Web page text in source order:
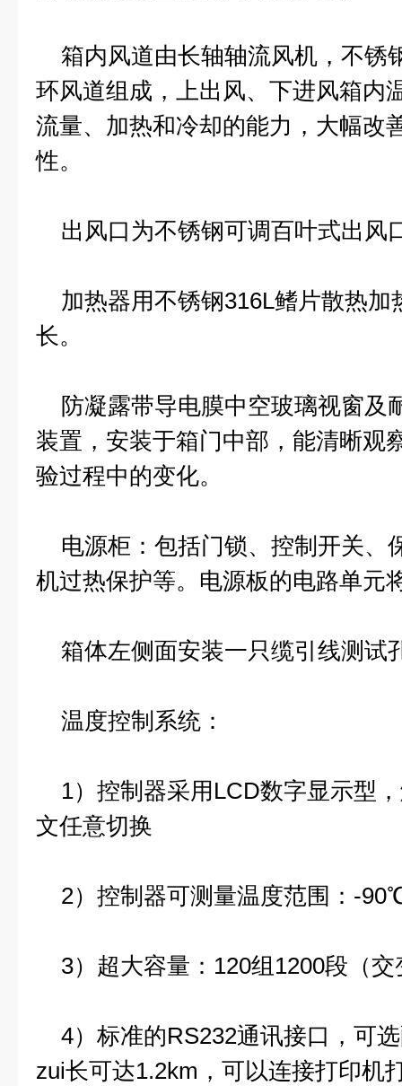
箱内风道由长轴轴流风机，不锈
环风道组成，上出风、下进风箱内
流量、加热和冷却的能力，大幅改
性。
出风口为不锈钢可调百叶式出风
加热器用不锈钢316L鳍片散热加
长。
防凝露带导电膜中空玻璃视窗及
装置，安装于箱门中部，能清晰观
验过程中的变化。
电源柜：包括门锁、控制开关、
机过热保护等。电源板的电路单元
箱体左侧面安装一只缆引线测试
温度控制系统：
1）控制器采用LCD数字显示型
文任意切换
2）控制器可测量温度范围：-
3）超大容量：120组1200段（交
4）标准的RS232通讯接口，可
zui长可达1.2km，可以连接打印机